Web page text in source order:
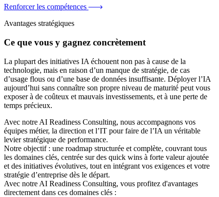
Renforcer les compétences
Avantages stratégiques
Ce que vous y gagnez concrètement
La plupart des initiatives IA échouent non pas à cause de la
technologie, mais en raison d’un manque de stratégie, de cas
d’usage flous ou d’une base de données insuffisante. Déployer l’IA
aujourd’hui sans connaître son propre niveau de maturité peut vous
exposer à de coûteux et mauvais investissements, et à une perte de
temps précieux.
Avec notre AI Readiness Consulting, nous accompagnons vos
équipes métier, la direction et l’IT pour faire de l’IA un véritable
levier stratégique de performance.
Notre objectif : une roadmap structurée et complète, couvrant tous
les domaines clés, centrée sur des quick wins à forte valeur ajoutée
et des initiatives évolutives, tout en intégrant vos exigences et votre
stratégie d’entreprise dès le départ.
Avec notre AI Readiness Consulting, vous profitez d'avantages
directement dans ces domaines clés :